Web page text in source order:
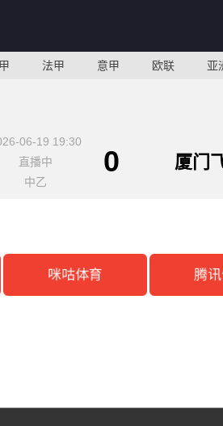
法甲 意甲 欧联 亚
06-19 19:30
直播中
中乙
厦门
0
咪咕体育 腾